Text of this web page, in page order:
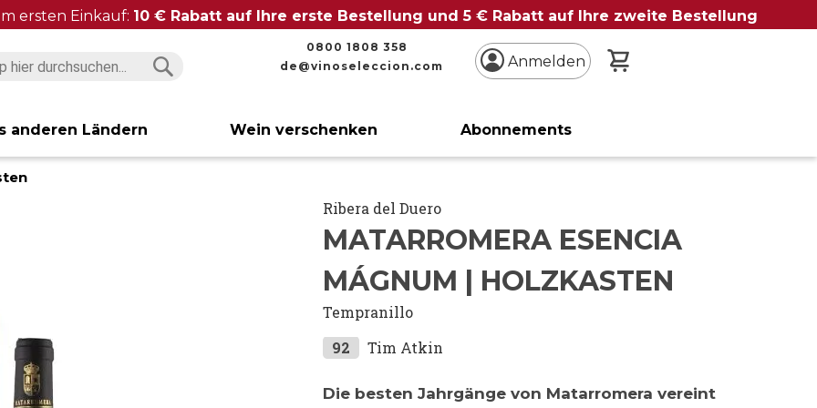
ersten Einkauf: 10 € Rabatt auf Ihre erste Bestellung und 5 € Rabatt auf Ihre zweite Bestellung
0800 1808 358
de@vinoseleccion.com
Anmelden
anderen Ländern Wein verschenken Abonnements
Ribera del Duero
MATARROMERA ESENCIA
MÁGNUM | HOLZKASTEN
Tempranillo
92
Tim Atkin
Die besten Jahrgänge von Matarromera vereint